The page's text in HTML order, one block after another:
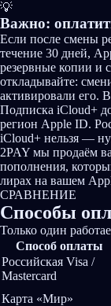
💡
Важно:
Если после смены
течение 30 дней,
резервные копии и
откладывайте:
активировали его.
Подписка iCloud+
регион Apple ID.
iCloud+ нельзя —
2PAY мы продаём
пополнения,
лирах на вашем
СРАВНЕНИЕ
Способы
Только один
Способ оплаты
Российская Visa /
Mastercard
Карта «Мир»